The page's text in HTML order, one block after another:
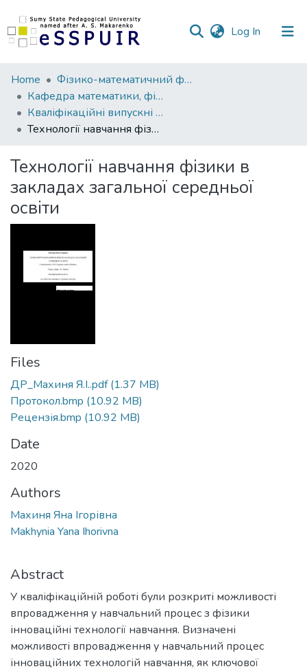
Log In (current)
Communities
&
Collections
Statistics
Home
Фізико-математичний факультет
Кафедра математики, фізики та методик їх навчання
Кваліфікаційні випускні роботи здобувачів вищої освіти
Технології навчання фізики в закладах загальної середньої освіти
Технології навчання фізики в
закладах загальної середньої
освіти
Files
ДР_Махиня Я.І..pdf(1.37 MB)
Протокол.bmp (10.92 MB)
Рецензія.bmp (10.92 MB)
Date
2020
Authors
Махиня Яна Ігорівна
Makhynia Yana Ihorivna
Abstract
У кваліфікаційній роботі були розкриті можливості
впровадження у навчальний процес з фізики
інноваційні технології навчання. Визначені
можливості впровадження у навчальний процес
інноваційних технологій навчання, як ключової